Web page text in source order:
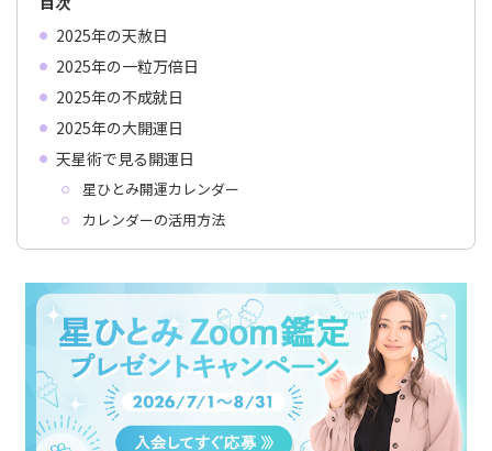
2025年の天赦日
2025年の一粒万倍日
2025年の不成就日
2025年の大開運日
天星術で見る開運日
星ひとみ開運カレンダー
カレンダーの活用方法